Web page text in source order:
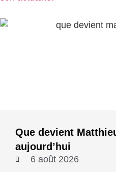
Que devient
aujourd’hui
6 août 2026